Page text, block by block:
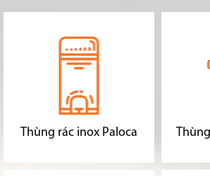
Thùng rác inox Paloca